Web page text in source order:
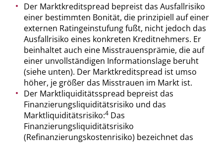
Der Marktkreditspread bepreist das Ausfallrisiko
einer bestimmten Bonität, die prinzipiell auf einer
externen Ratingeinstufung fußt, nicht jedoch das
Ausfallrisiko eines konkreten Kreditnehmers. Er
beinhaltet auch eine Misstrauensprämie, die auf
einer unvollständigen Informationslage beruht
(siehe unten). Der Marktkreditspread ist umso
höher, je größer das Misstrauen im Markt ist.
Der Marktliquiditätsspread bepreist das
Finanzierungsliquiditätsrisiko und das
Marktliquiditätsrisiko:4 Das
Finanzierungsliquiditätsrisiko
(Refinanzierungskostenrisiko) bezeichnet das